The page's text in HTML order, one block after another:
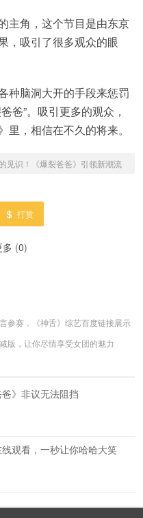
主角，这个节目是由东京
，吸引了很多观众的眼
种脑洞大开的手段来惩罚
爸”。吸引更多的观众，
，相信在不久的将来。
见识！《爆裂爸爸》引领新潮流
打赏
多 (0)
参赛，《神舌》综艺百度链接展示
版，让你尽情享受女团的魅力
》非议无法阻挡
观看，一秒让你哈哈大笑